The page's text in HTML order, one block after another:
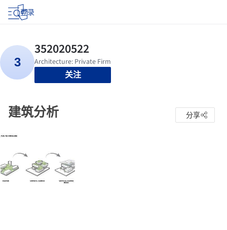
登录
关注
建筑分析 分享